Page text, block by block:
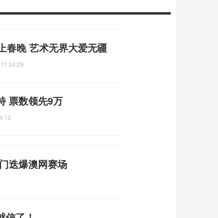
春晚 艺术无界大爱无疆
票数领先9万
迭爆澳网赛场